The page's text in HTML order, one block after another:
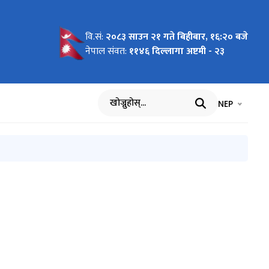
,
वटा ) वि.सं: २०८३ साउन २१ गते बिहीबार, १६:२० बजे
नेपाल संवत: ११४६ दिल्लागा अष्टमी - २३
खोज्नुहोस् भाषा चयन
NEP